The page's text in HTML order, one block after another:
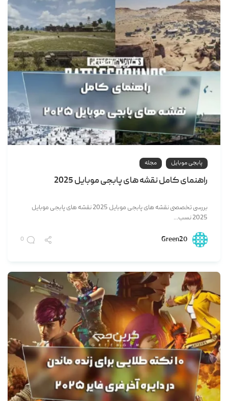
پابجی موبایل مجله
راهنمای کامل نقشه های پابجی موبایل 2025
بررسی تخصصی نقشه های پابجی موبایل 2025 نقشه های پابجی موبایل
2025 نسب...
Green20
0